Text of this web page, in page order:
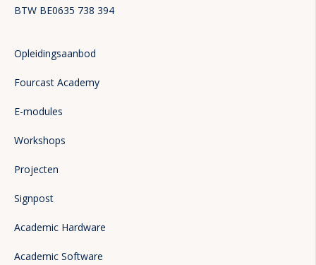
BTW BE0635 738 394
Opleidingsaanbod
Fourcast Academy
E-modules
Workshops
Projecten
Signpost
Academic Hardware
Academic Software